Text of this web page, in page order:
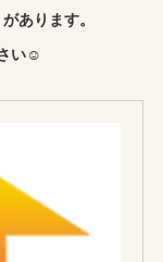
あります。
い☺︎